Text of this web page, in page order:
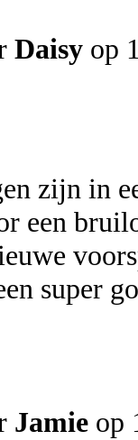
Daisy op
zijn in
een
super
Jamie op